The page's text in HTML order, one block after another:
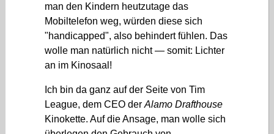
man den Kindern heutzutage das
Mobiltelefon weg, würden diese sich
handicapped , also behindert fühlen. Das
wolle man natürlich nicht — somit: Lichter
an im Kinosaal!
Ich bin da ganz auf der Seite von Tim
League, dem CEO der Alamo Drafthouse
Kinokette. Auf die Ansage, man wolle sich